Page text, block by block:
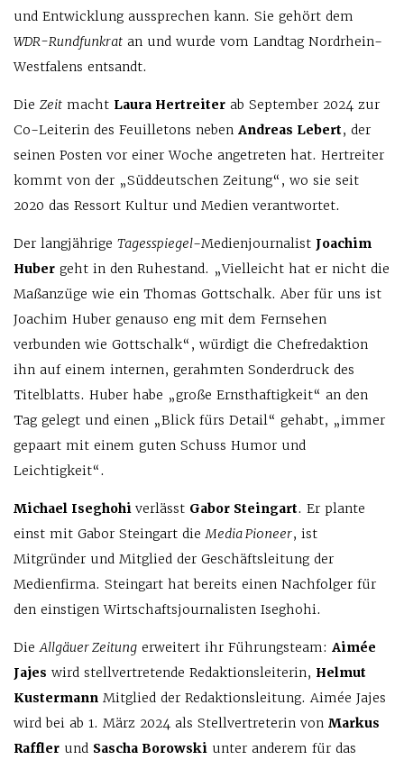
und Entwicklung aussprechen kann. Sie gehört dem
WDR-Rundfunkrat an und wurde vom Landtag Nordrhein-
Westfalens entsandt.
Die Zeit macht Laura Hertreiter ab September 2024 zur
Co-Leiterin des Feuilletons neben Andreas Lebert, der
seinen Posten vor einer Woche angetreten hat. Hertreiter
kommt von der „Süddeutschen Zeitung“, wo sie seit
2020 das Ressort Kultur und Medien verantwortet.
Der langjährige Tagesspiegel-Medienjournalist Joachim
Huber geht in den Ruhestand. „Vielleicht hat er nicht die
Maßanzüge wie ein Thomas Gottschalk. Aber für uns ist
Joachim Huber genauso eng mit dem Fernsehen
verbunden wie Gottschalk“, würdigt die Chef­redaktion
ihn auf einem internen, gerahmten Sonderdruck des
Titelblatts. Huber habe „große Ernsthaftigkeit“ an den
Tag gelegt und einen „Blick fürs Detail“ gehabt, „immer
gepaart mit einem guten Schuss Humor und
Leichtigkeit“.
Michael Iseghohi verlässt Gabor Steingart. Er plante
einst mit Gabor Steingart dieMedia Pioneer, ist
Mitgründer und Mitglied der Geschäftsleitung der
Medienfirma. Steingart hat bereits einen Nachfolger für
den einstigen Wirtschaftsjournalisten Iseghohi.
DieAllgäuer Zeitung erweitert ihr Führungsteam: Aimée
Jajes wird stellvertretende Redaktionsleiterin, Helmut
Kustermann Mitglied der Redaktionsleitung. Aimée Jajes
wird bei ab 1. März 2024 als Stellvertreterin von Markus
Raffler und Sascha Borowski unter anderem für das